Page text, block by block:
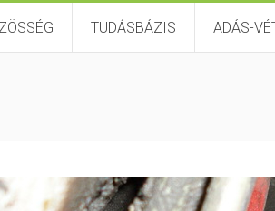
TUDÁSBÁZIS ADÁS-